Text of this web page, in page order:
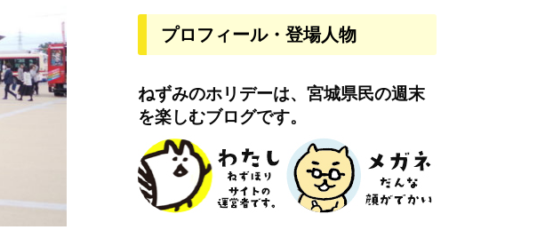
プロフィール・登場人物
ねずみのホリデーは、宮城県民の週末
を楽しむブログです。